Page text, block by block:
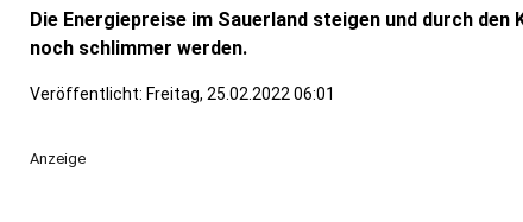
Die Energiepreise im Sauerland steigen und durch den
noch schlimmer werden.
Veröffentlicht: Freitag, 25.02.2022 06:01
Anzeige